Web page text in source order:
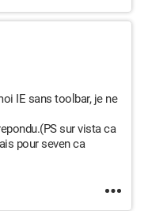
IE sans toolbar, je ne
sur vista ca
pour seven ca